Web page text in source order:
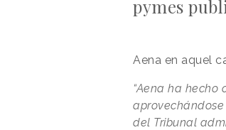
pymes
Aena en aquel
“Aena ha
del Tribunal